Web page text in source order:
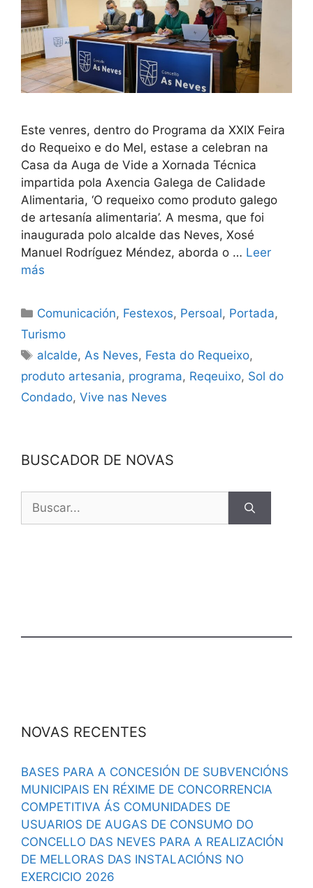
Este venres, dentro do Programa da XXIX Feira
do Requeixo e do Mel, estase a celebran na
Casa da Auga de Vide a Xornada Técnica
impartida pola Axencia Galega de Calidade
Alimentaria, ‘O requeixo como produto galego
de artesanía alimentaria’. A mesma, que foi
inaugurada polo alcalde das Neves, Xosé
Manuel Rodríguez Méndez, aborda o … Leer
más
Comunicación, Festexos, Persoal, Portada,
Turismo
alcalde,As Neves, Festa do Requeixo,
produto artesania, programa, Reqeuixo, Sol do
Condado, Vive nas Neves
BUSCADOR DE NOVAS
NOVAS RECENTES
BASES PARA A CONCESIÓN DE SUBVENCIÓNS
MUNICIPAIS EN RÉXIME DE CONCORRENCIA
COMPETITIVA ÁS COMUNIDADES DE
USUARIOS DE AUGAS DE CONSUMO DO
CONCELLO DAS NEVES PARA A REALIZACIÓN
DE MELLORAS DAS INSTALACIÓNS NO
EXERCICIO 2026